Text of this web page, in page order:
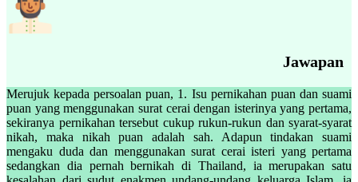
Jawapan
Merujuk kepada persoalan puan, 1. Isu pernikahan puan dan suami
puan yang menggunakan surat cerai dengan isterinya yang pertama,
sekiranya pernikahan tersebut cukup rukun-rukun dan syarat-syarat
nikah, maka nikah puan adalah sah. Adapun tindakan suami
mengaku duda dan menggunakan surat cerai isteri yang pertama
sedangkan dia pernah bernikah di Thailand, ia merupakan satu